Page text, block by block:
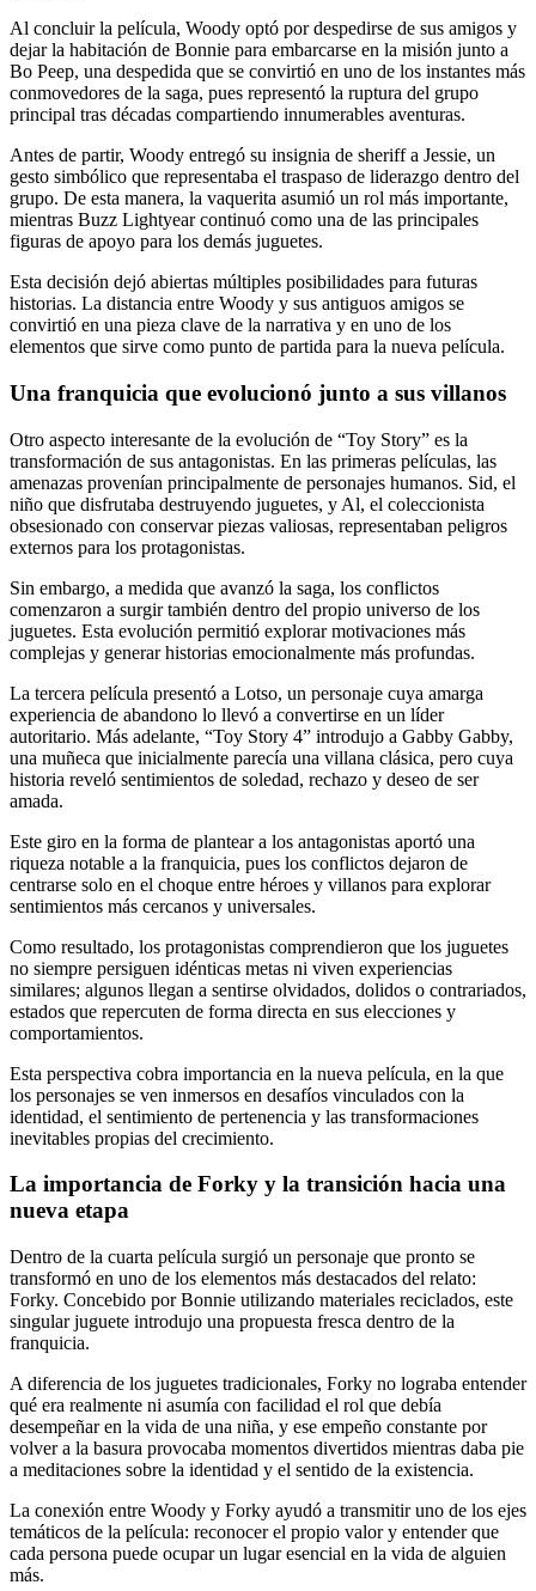
Al concluir la película, Woody optó por despedirse de sus amigos y
dejar la habitación de Bonnie para embarcarse en la misión junto a
Bo Peep, una despedida que se convirtió en uno de los instantes más
conmovedores de la saga, pues representó la ruptura del grupo
principal tras décadas compartiendo innumerables aventuras.
Antes de partir, Woody entregó su insignia de sheriff a Jessie, un
gesto simbólico que representaba el traspaso de liderazgo dentro del
grupo. De esta manera, la vaquerita asumió un rol más importante,
mientras Buzz Lightyear continuó como una de las principales
figuras de apoyo para los demás juguetes.
Esta decisión dejó abiertas múltiples posibilidades para futuras
historias. La distancia entre Woody y sus antiguos amigos se
convirtió en una pieza clave de la narrativa y en uno de los
elementos que sirve como punto de partida para la nueva película.
Una franquicia que evolucionó junto a sus villanos
Otro aspecto interesante de la evolución de “Toy Story” es la
transformación de sus antagonistas. En las primeras películas, las
amenazas provenían principalmente de personajes humanos. Sid, el
niño que disfrutaba destruyendo juguetes, y Al, el coleccionista
obsesionado con conservar piezas valiosas, representaban peligros
externos para los protagonistas.
Sin embargo, a medida que avanzó la saga, los conflictos
comenzaron a surgir también dentro del propio universo de los
juguetes. Esta evolución permitió explorar motivaciones más
complejas y generar historias emocionalmente más profundas.
La tercera película presentó a Lotso, un personaje cuya amarga
experiencia de abandono lo llevó a convertirse en un líder
autoritario. Más adelante, “Toy Story 4” introdujo a Gabby Gabby,
una muñeca que inicialmente parecía una villana clásica, pero cuya
historia reveló sentimientos de soledad, rechazo y deseo de ser
amada.
Este giro en la forma de plantear a los antagonistas aportó una
riqueza notable a la franquicia, pues los conflictos dejaron de
centrarse solo en el choque entre héroes y villanos para explorar
sentimientos más cercanos y universales.
Como resultado, los protagonistas comprendieron que los juguetes
no siempre persiguen idénticas metas ni viven experiencias
similares; algunos llegan a sentirse olvidados, dolidos o contrariados,
estados que repercuten de forma directa en sus elecciones y
comportamientos.
Esta perspectiva cobra importancia en la nueva película, en la que
los personajes se ven inmersos en desafíos vinculados con la
identidad, el sentimiento de pertenencia y las transformaciones
inevitables propias del crecimiento.
La importancia de Forky y la transición hacia una
nueva etapa
Dentro de la cuarta película surgió un personaje que pronto se
transformó en uno de los elementos más destacados del relato:
Forky. Concebido por Bonnie utilizando materiales reciclados, este
singular juguete introdujo una propuesta fresca dentro de la
franquicia.
A diferencia de los juguetes tradicionales, Forky no lograba entender
qué era realmente ni asumía con facilidad el rol que debía
desempeñar en la vida de una niña, y ese empeño constante por
volver a la basura provocaba momentos divertidos mientras daba pie
a meditaciones sobre la identidad y el sentido de la existencia.
La conexión entre Woody y Forky ayudó a transmitir uno de los ejes
temáticos de la película: reconocer el propio valor y entender que
cada persona puede ocupar un lugar esencial en la vida de alguien
más.